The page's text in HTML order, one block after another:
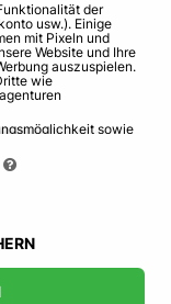
der
usw.). Einige
mit Pixeln und
Website und Ihre
auszuspielen.
wie
sowie
werden können
speichern" oder
zulassen":